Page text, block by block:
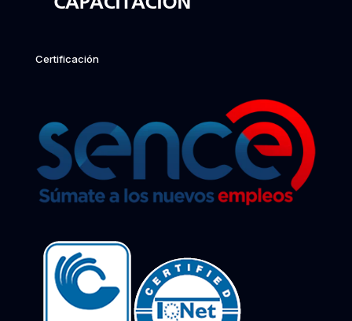
Certificación